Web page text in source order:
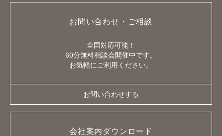
お問い合わせ・ご相談
全国対応可能！
60分無料相談会開催中です。
お気軽にご利用ください。
お問い合わせする
会社案内ダウンロード